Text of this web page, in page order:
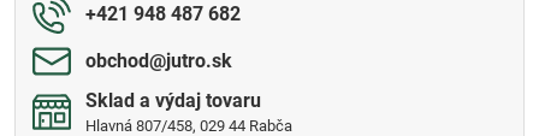
+421 948 487 682
obchod​@jutro​.sk
Sklad a výdaj tovaru
Hlavná 807/458, 029 44 Rabča